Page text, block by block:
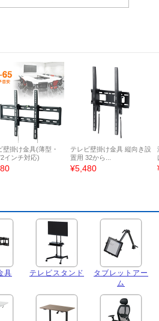
壁掛け金具(薄型・
インチ対応)
テレビ壁掛け金具 縦向き設
置用 32から...
¥5,480
具 テレビスタンド
タブレットアー
ム